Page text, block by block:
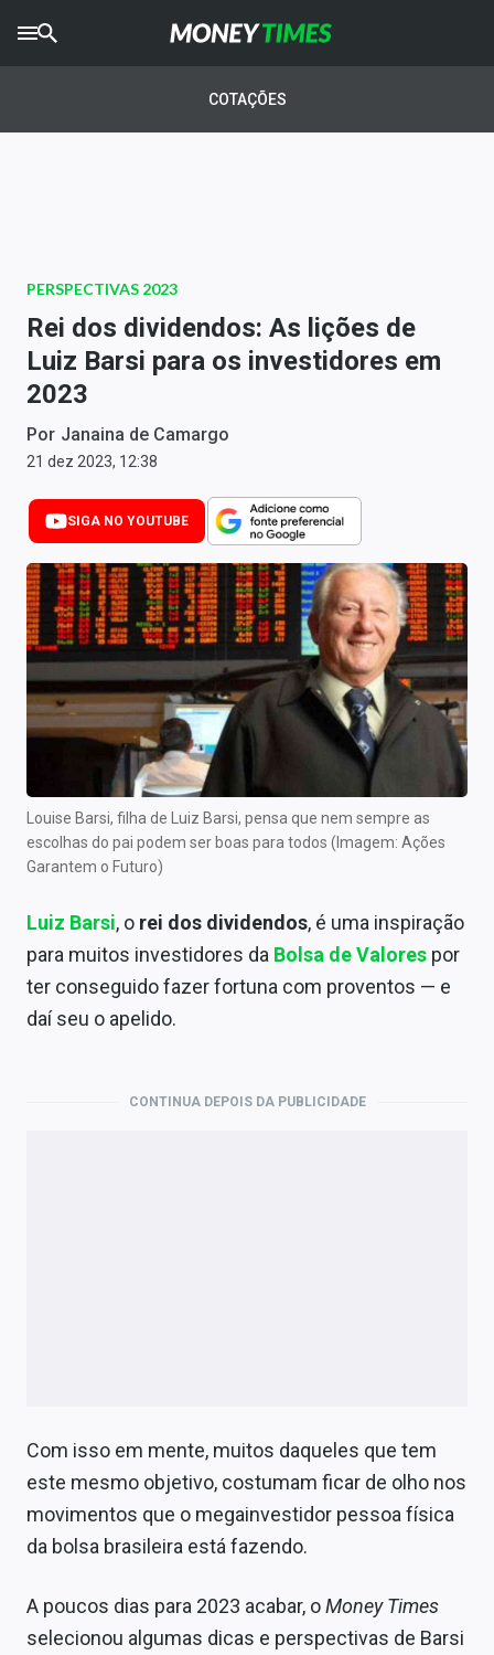
AGROTIMES
Newsletters
Money Trader
Anuncie
Últimas Notícias
Newsletters
Cotações
Comprar ou vender?
Carteiras Recomendadas
Central de Dividendos
Central de Fundos Imobiliários
Central dos IPOs
Renda Fixa
Mercados
Economia
Conteúdo de Marca
Expediente
Contato
COTAÇÕES
PERSPECTIVAS 2023
Rei dos dividendos: As lições de
Luiz Barsi para os investidores em
2023
Por Janaina de Camargo
21 dez 2023, 12:38
SIGA NO YOUTUBE
Louise Barsi, filha de Luiz Barsi, pensa que nem sempre as
escolhas do pai podem ser boas para todos (Imagem: Ações
Garantem o Futuro)
Luiz Barsi, o rei dos dividendos, é uma inspiração
para muitos investidores da Bolsa de Valores por
ter conseguido fazer fortuna com proventos — e
daí seu o apelido.
CONTINUA DEPOIS DA PUBLICIDADE
Com isso em mente, muitos daqueles que tem
este mesmo objetivo, costumam ficar de olho nos
movimentos que o megainvestidor pessoa física
da bolsa brasileira está fazendo.
A poucos dias para 2023 acabar, oMoney Times
selecionou algumas dicas e perspectivas de Barsi